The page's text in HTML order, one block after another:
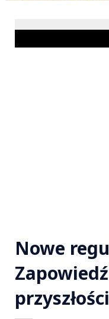
Nowe
przyszłości